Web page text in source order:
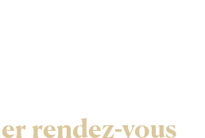
rendez-vous